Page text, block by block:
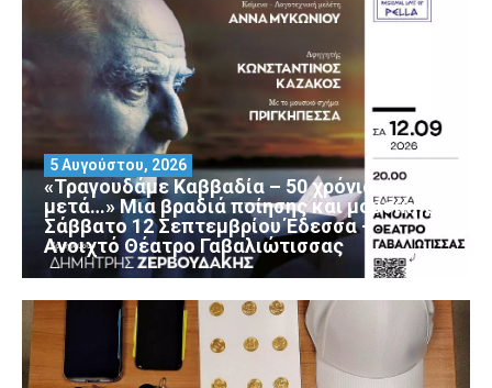
«Τραγουδάμε Καββαδία – 50 χρόνια
μετά…» Μια βραδιά ποίησης και μουσικής
Σάββατο 12 Σεπτεμβρίου Έδεσσα –
Ανοιχτό Θέατρο Γαβαλιώτισσας
5 Αυγούστου, 2026